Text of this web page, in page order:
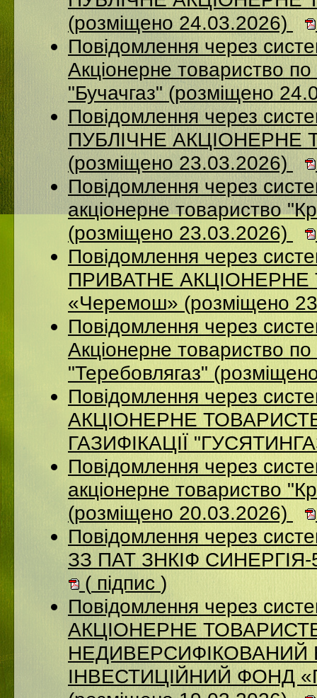
(розміщено 24.03.2026)
Повідомлення через
Акціонерне товариство по
"Бучачгаз" (розміщено
Повідомлення через
ПУБЛІЧНЕ АКЦІОНЕРНЕ
(розміщено 23.03.2026)
Повідомлення через
акцiонерне товариство
(розміщено 23.03.2026)
Повідомлення через
ПРИВАТНЕ АКЦІОНЕРНЕ
«Черемош» (розміщено
Повідомлення через
Акціонерне товариство по
"Теребовлягаз"
Повідомлення через
АКЦІОНЕРНЕ
ГАЗИФІКАЦІЇ
Повідомлення через
акцiонерне товариство
(розміщено 20.03.2026)
Повідомлення через
ЗЗ ПАТ ЗНКІФ СИНЕРГІЯ-
( підпис )
Повідомлення через
АКЦІОНЕРНЕ
ІНВЕСТИЦІЙНИЙ ФОНД